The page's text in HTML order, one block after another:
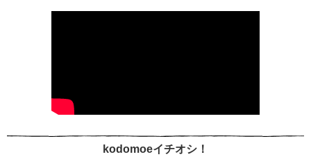
kodomoeイチオシ！